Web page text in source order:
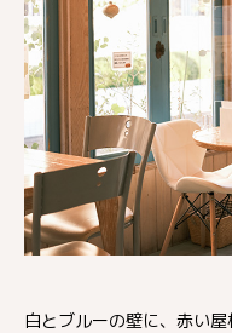
白とブルーの壁に、赤い